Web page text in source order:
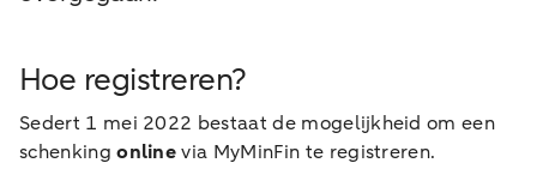
Hoe registreren?
Sedert 1 mei 2022 bestaat de mogelijkheid om een
schenkingonlinevia MyMinFin te registreren.